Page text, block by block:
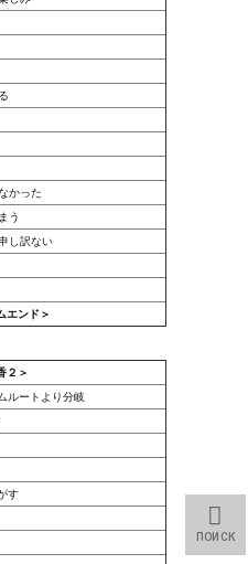
Fan Edition
Fan Edition
Fan Edition
Remaster Fan Edition
Remaster Fan Edition
かった
う
し訳ない
エンド＞
２＞
ルートより分岐
す
ПОИСК